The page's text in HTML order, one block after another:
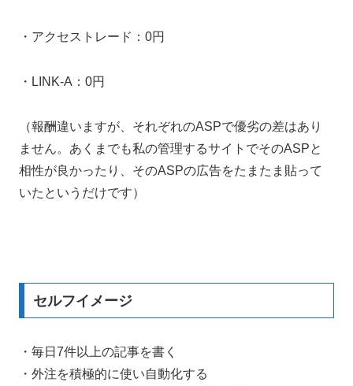
・アクセストレード：0円
・LINK-A：0円
（報酬違いますが、それぞれのASPで優劣の差はあり
ません。あくまでも私の管理するサイトでそのASPと
相性が良かったり、そのASPの広告をたまたま貼って
いたというだけです）
セルフイメージ
・毎日7件以上の記事を書く
・外注を積極的に使い自動化する